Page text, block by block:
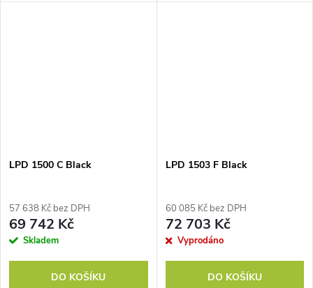
LPD 1500 C Black
57 638 Kč bez DPH
69 742 Kč
Skladem
DO KOŠÍKU
LPD 1503 F Black
60 085 Kč bez DPH
72 703 Kč
Vyprodáno
DO KOŠÍKU